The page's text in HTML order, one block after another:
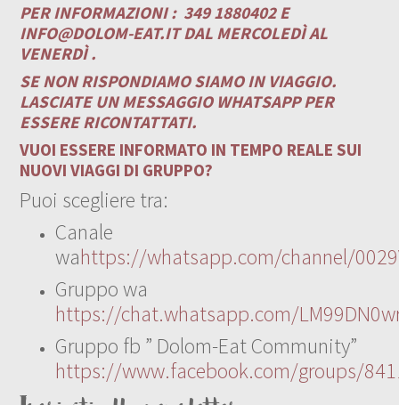
PER INFORMAZIONI : 349 1880402 E
INFO@DOLOM-EAT.ITDAL MERCOLEDÌ AL
VENERDÌ .
SE NON RISPONDIAMO SIAMO IN VIAGGIO.
LASCIATE UN MESSAGGIO WHATSAPP PER
ESSERE RICONTATTATI.
VUOI ESSERE INFORMATO IN TEMPO REALE SUI
NUOVI VIAGGI DI GRUPPO?
Puoi scegliere tra:
Canale
wahttps://whatsapp.com/channel/
Gruppo wa
https://chat.whatsapp.com/
Gruppo fb ” Dolom-Eat Community”
https://www.facebook.com/groups/